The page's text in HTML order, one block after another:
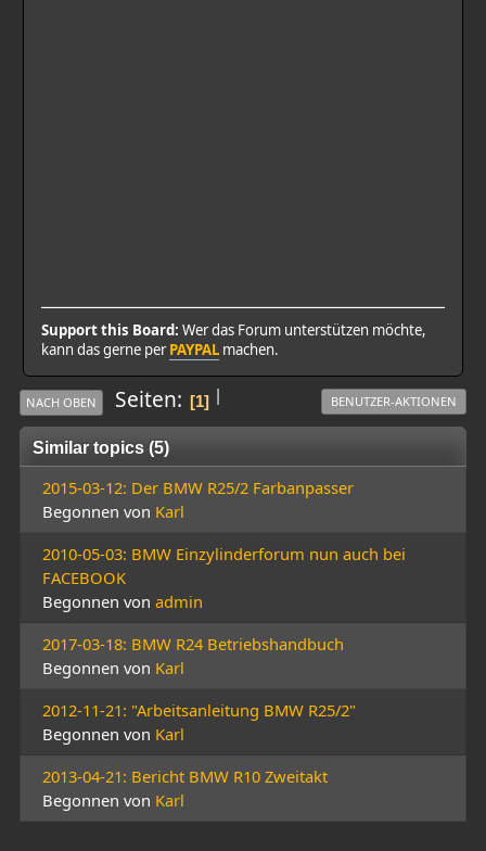
Support this Board: Wer das Forum unterstützen möchte,
kann das gerne perPAYPAL machen.
|
NACH OBEN Seiten 1 BENUTZER-AKTIONEN
Similar topics (5)
2015-03-12: Der BMW R25/2 Farbanpasser
Begonnen von Karl
2010-05-03: BMW Einzylinderforum nun auch bei
FACEBOOK
Begonnen von admin
2017-03-18: BMW R24 Betriebshandbuch
Begonnen von Karl
2012-11-21: "Arbeitsanleitung BMW R25/2"
Begonnen von Karl
2013-04-21: Bericht BMW R10 Zweitakt
Begonnen von Karl